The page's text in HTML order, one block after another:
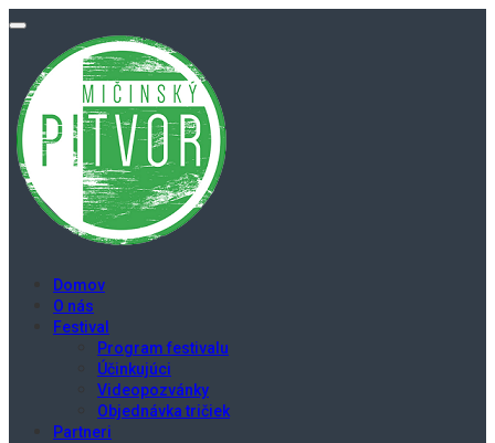
Domov
O nás
Festival
Program festivalu
Účinkujúci
Videopozvánky
Objednávka tričiek
Partneri